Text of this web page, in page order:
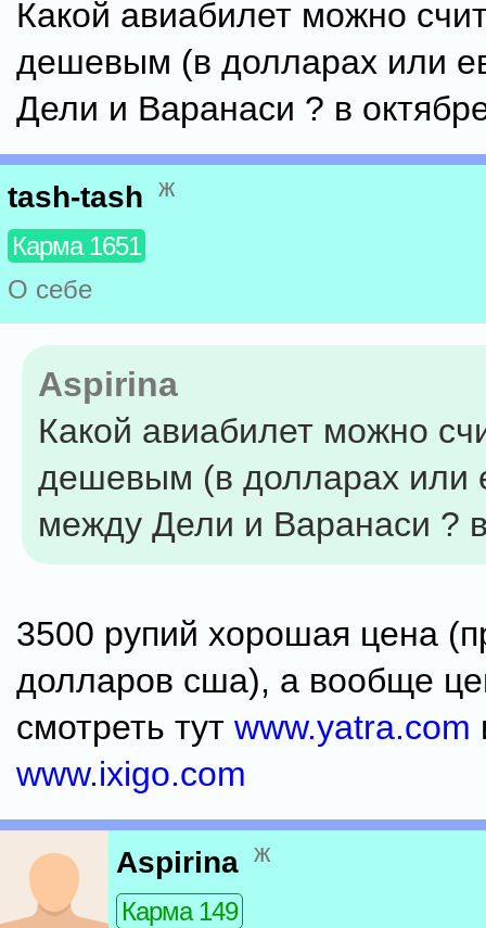
Какой авиабилет можно
дешевым (в долларах или
Дели и Варанаси ? в
tash-tash ж
Карма 1651
О себе
Aspirina
Какой авиабилет можно
дешевым (в долларах или
между Дели и Варанаси ?
3500 рупий хорошая цена
долларов сша), а вообще
смотреть тут www.yatra.com
www.ixigo.com
Aspirina ж
Карма 149